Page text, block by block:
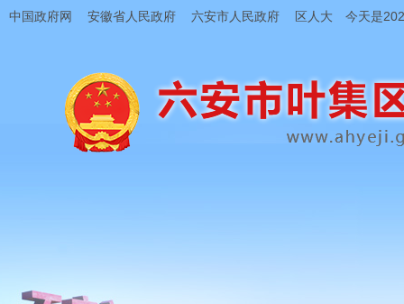
中国政府网 安徽省人民政府 六安市人民政府 区人大 今天是